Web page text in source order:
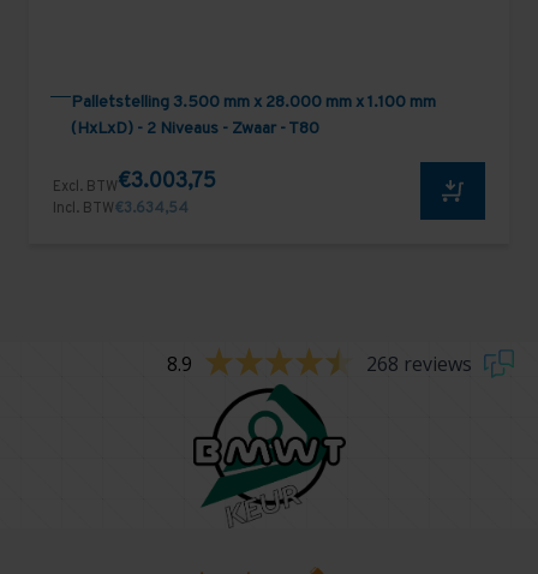
Palletstelling 3.500 mm x 28.000 mm x 1.100 mm
(HxLxD) - 2 Niveaus - Zwaar - T80
Excl. BTW€3.003,75
Incl. BTW€3.634,54
8.9 268 reviews